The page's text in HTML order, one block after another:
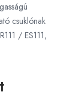
csuklónak
/ ES111,